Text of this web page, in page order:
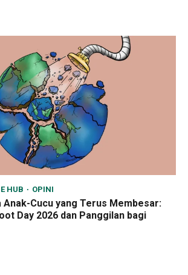
HUB OPINI
Anak-Cucu yang Terus Membesar:
Day 2026 dan Panggilan bagi